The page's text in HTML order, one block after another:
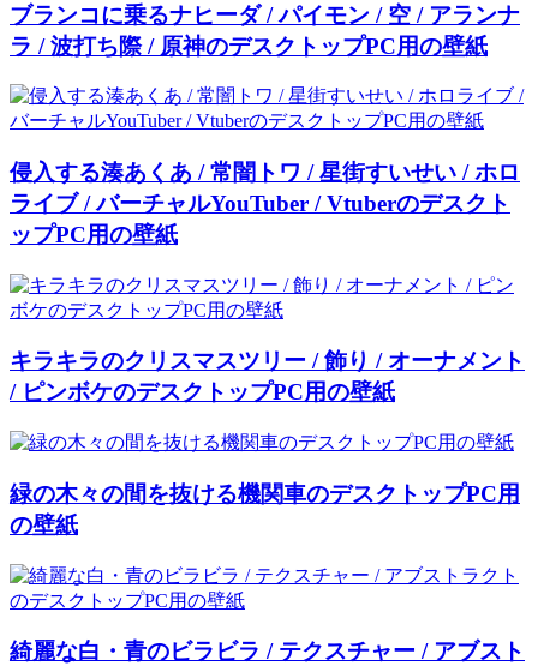
ブランコに乗るナヒーダ / パイモン / 空 / アランナ
ラ / 波打ち際 / 原神のデスクトップPC用の壁紙
侵入する湊あくあ / 常闇トワ / 星街すいせい / ホロ
ライブ / バーチャルYouTuber / Vtuberのデスクト
ップPC用の壁紙
キラキラのクリスマスツリー / 飾り / オーナメント
/ ピンボケのデスクトップPC用の壁紙
緑の木々の間を抜ける機関車のデスクトップPC用
の壁紙
綺麗な白・青のビラビラ / テクスチャー / アブスト